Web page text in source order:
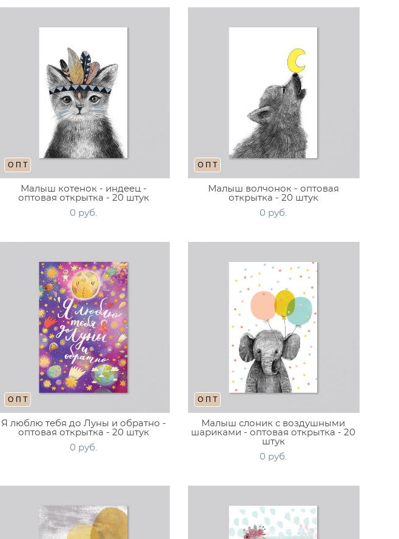
ОПТ
Малыш котенок - индеец -
оптовая открытка - 20 штук
0 pуб.
ОПТ
Малыш волчонок - оптовая
открытка - 20 штук
0 pуб.
ОПТ
Я люблю тебя до Луны и обратно -
оптовая открытка - 20 штук
0 pуб.
ОПТ
Малыш слоник с воздушными
шариками - оптовая открытка - 20
штук
0 pуб.